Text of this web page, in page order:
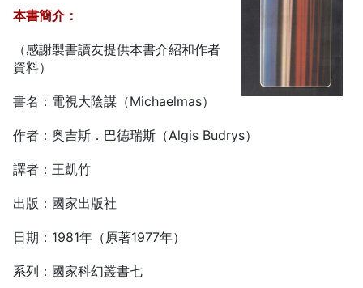
本書簡介：
（感謝製書讀友提供本書介紹和作者
資料）
書名：電視大陰謀（Michaelmas）
作者：奥吉斯．巴德瑞斯（Algis Budrys）
譯者：王凱竹
出版：國家出版社
日期：1981年（原著1977年）
系列：國家科幻叢書七